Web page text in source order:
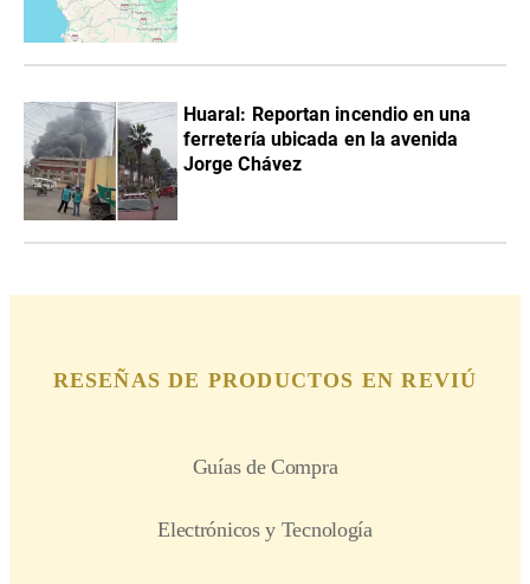
Huaral: Reportan incendio en una
ferretería ubicada en la avenida
Jorge Chávez